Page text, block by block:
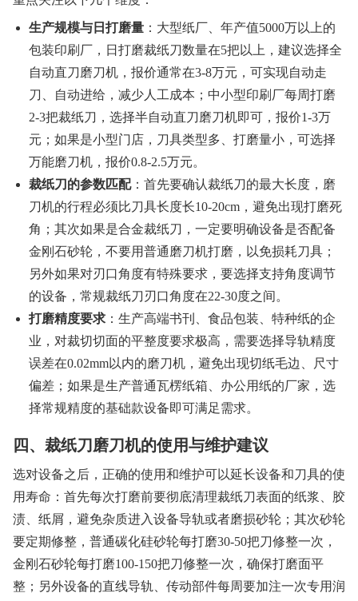
生产规模与日打磨量 ：大型纸厂、年产值5000万以上的
包装印刷厂，日打磨裁纸刀数量在5把以上，建议选择全
自动直刀磨刀机，报价通常在3-8万元，可实现自动走
刀、自动进给，减少人工成本；中小型印刷厂每周打磨
2-3把裁纸刀，选择半自动直刀磨刀机即可，报价1-3万
元；如果是小型门店，刀具类型多、打磨量小，可选择
万能磨刀机，报价0.8-2.5万元。
裁纸刀的参数匹配：首先要确认裁纸刀的最大长度，磨
刀机的行程必须比刀具长度长10-20cm，避免出现打磨死
角；其次如果是合金裁纸刀，一定要明确设备是否配备
金刚石砂轮，不要用普通磨刀机打磨，以免损耗刀具；
另外如果对刃口角度有特殊要求，要选择支持角度调节
的设备，常规裁纸刀刃口角度在22-30度之间。
打磨精度要求 ：生产高端书刊、食品包装、特种纸的企
业，对裁切切面的平整度要求极高，需要选择导轨精度
误差在0.02mm以内的磨刀机，避免出现切纸毛边、尺寸
偏差；如果是生产普通瓦楞纸箱、办公用纸的厂家，选
择常规精度的基础款设备即可满足需求。
四、裁纸刀磨刀机的使用与维护建议
选对设备之后，正确的使用和维护可以延长设备和刀具的使
用寿命：首先每次打磨前要彻底清理裁纸刀表面的纸浆、胶
渍、纸屑，避免杂质进入设备导轨或者磨损砂轮；其次砂轮
要定期修整，普通碳化硅砂轮每打磨30-50把刀修整一次，
金刚石砂轮每打磨100-150把刀修整一次，确保打磨面平
整；另外设备的直线导轨、传动部件每周要加注一次专用润